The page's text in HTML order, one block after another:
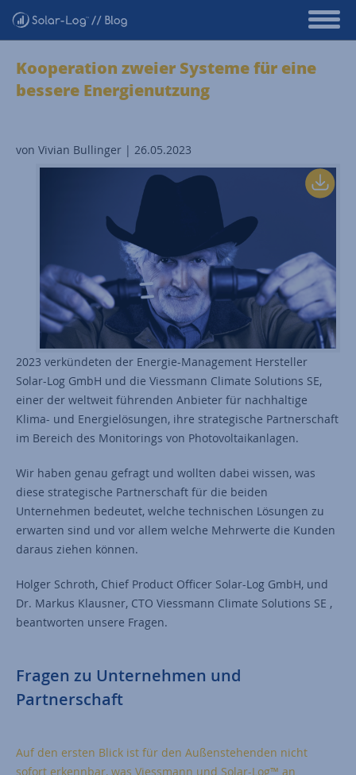
Kooperation zweier Systeme für eine
bessere Energienutzung
von Vivian Bullinger | 26.05.2023
2023 verkündeten der Energie-Management Hersteller
Solar-Log GmbH und die Viessmann Climate Solutions SE,
einer der weltweit führenden Anbieter für nachhaltige
Klima- und Energielösungen, ihre strategische Partnerschaft
im Bereich des Monitorings von Photovoltaikanlagen.
Wir haben genau gefragt und wollten dabei wissen, was
diese strategische Partnerschaft für die beiden
Unternehmen bedeutet, welche technischen Lösungen zu
erwarten sind und vor allem welche Mehrwerte die Kunden
daraus ziehen können.
Holger Schroth, Chief Product Officer Solar-Log GmbH, und
Dr. Markus Klausner, CTO Viessmann Climate Solutions SE ,
beantworten unsere Fragen.
Fragen zu Unternehmen und
Partnerschaft
Auf den ersten Blick ist für den Außenstehenden nicht
sofort erkennbar, was Viessmann und Solar-Log™ an